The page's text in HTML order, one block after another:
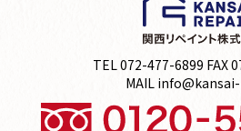
TEL 072-477-6899 FAX
MAIL